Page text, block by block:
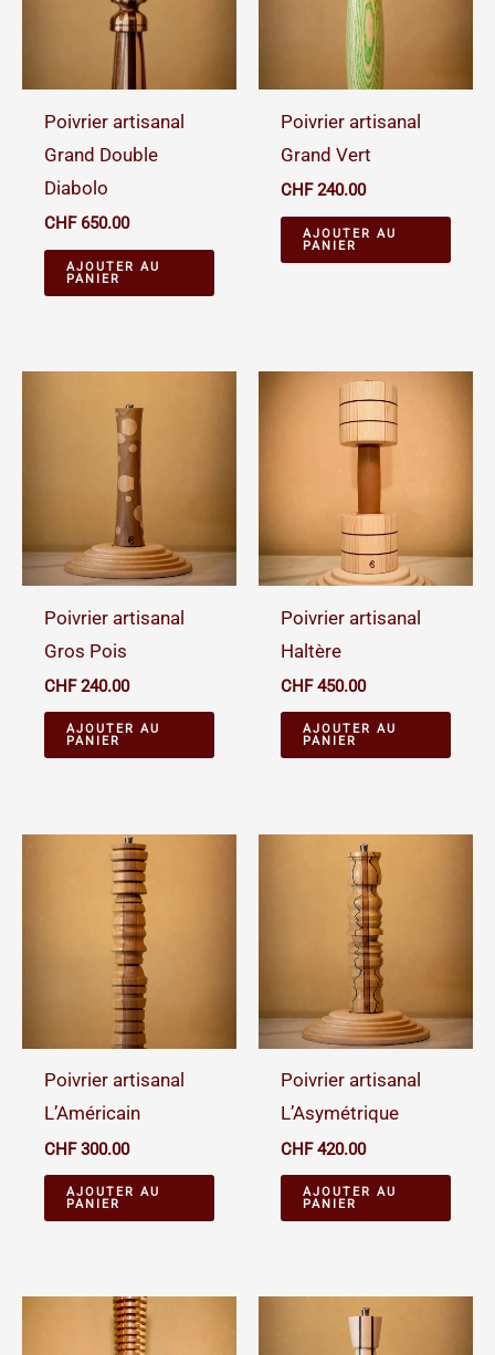
Poivrier artisanal
Grand Double
Diabolo
CHF650.00
AJOUTER AU
PANIER
Poivrier artisanal
Grand Vert
CHF240.00
AJOUTER AU
PANIER
Poivrier artisanal
Gros Pois
CHF240.00
AJOUTER AU
PANIER
Poivrier artisanal
Haltère
CHF450.00
AJOUTER AU
PANIER
Poivrier artisanal
L’Américain
CHF300.00
AJOUTER AU
PANIER
Poivrier artisanal
L’Asymétrique
CHF420.00
AJOUTER AU
PANIER